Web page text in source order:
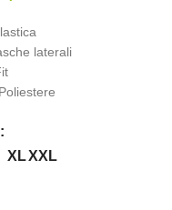
laterali
XLXXL